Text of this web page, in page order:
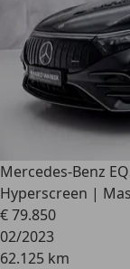
Mercedes-Benz
Hyperscreen |
€ 79.850
02/2023
62.125 km